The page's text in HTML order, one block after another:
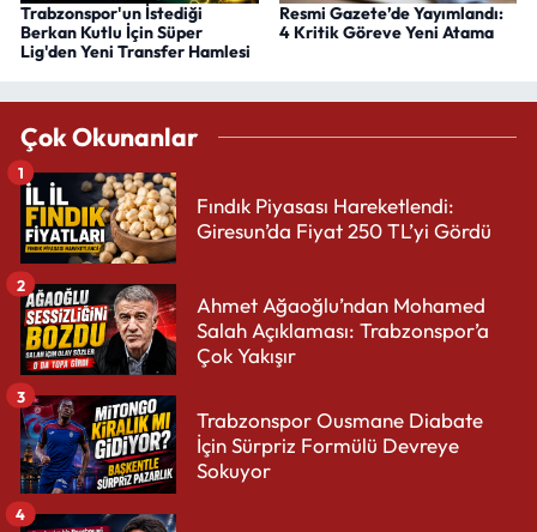
Trabzonspor'un İstediği
Berkan Kutlu İçin Süper
Lig'den Yeni Transfer Hamlesi
Resmi Gazete’de Yayımlandı:
4 Kritik Göreve Yeni Atama
Çok Okunanlar
Fındık Piyasası Hareketlendi:
Giresun’da Fiyat 250 TL’yi Gördü
1
Ahmet Ağaoğlu’ndan Mohamed
Salah Açıklaması: Trabzonspor’a
Çok Yakışır
2
Trabzonspor Ousmane Diabate
İçin Sürpriz Formülü Devreye
Sokuyor
3
4